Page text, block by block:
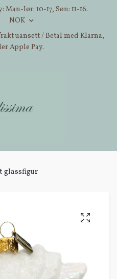
lør: 10-17, Søn: 11-16.
NOK
uansett / Betal med Klarna,
Apple Pay.
glassfigur